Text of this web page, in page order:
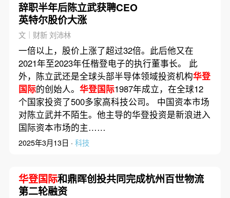
辞职半年后陈立武获聘CEO
英特尔股价大涨
文｜财新 刘沛林
一倍以上，股价上涨了超过32倍。此后他又在
2021年至2023年任楷登电子的执行董事长。 此
外，陈立武还是全球头部半导体领域投资机构华登
国际的创始人。 华登国际1987年成立，在全球12
个国家投资了500多家高科技公司。 中国资本市场
对陈立武并不陌生。他主导的华登投资是新浪进入
国际资本市场的主……
2025年3月13日 · 科技
华登国际和鼎晖创投共同完成杭州百世物流
第二轮融资